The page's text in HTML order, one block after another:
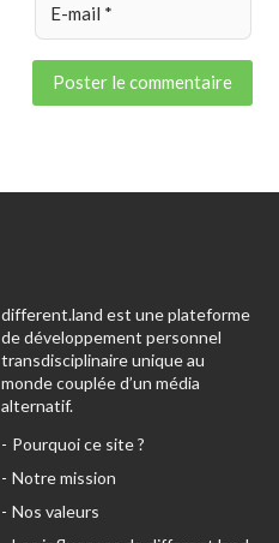
different.land est une plateforme
de développement personnel
transdisciplinaire unique au
monde couplée d’un média
alternatif.
Pourquoi ce site ?
Notre mission
Nos valeurs